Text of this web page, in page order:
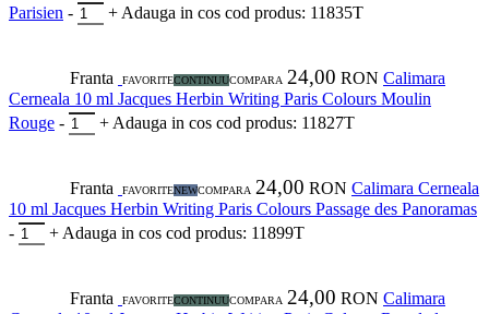
Parisien - + Adauga in cos cod produs: 11835T
Franta FAVORITECONTINUUCOMPARA 24,00 RON Calimara
Cerneala 10 ml Jacques Herbin Writing Paris Colours Moulin
Rouge - + Adauga in cos cod produs: 11827T
Franta FAVORITENEWCOMPARA 24,00 RON Calimara Cerneala
10 ml Jacques Herbin Writing Paris Colours Passage des Panoramas
-
+ Adauga in cos cod produs: 11899T
Franta FAVORITECONTINUUCOMPARA 24,00 RON Calimara